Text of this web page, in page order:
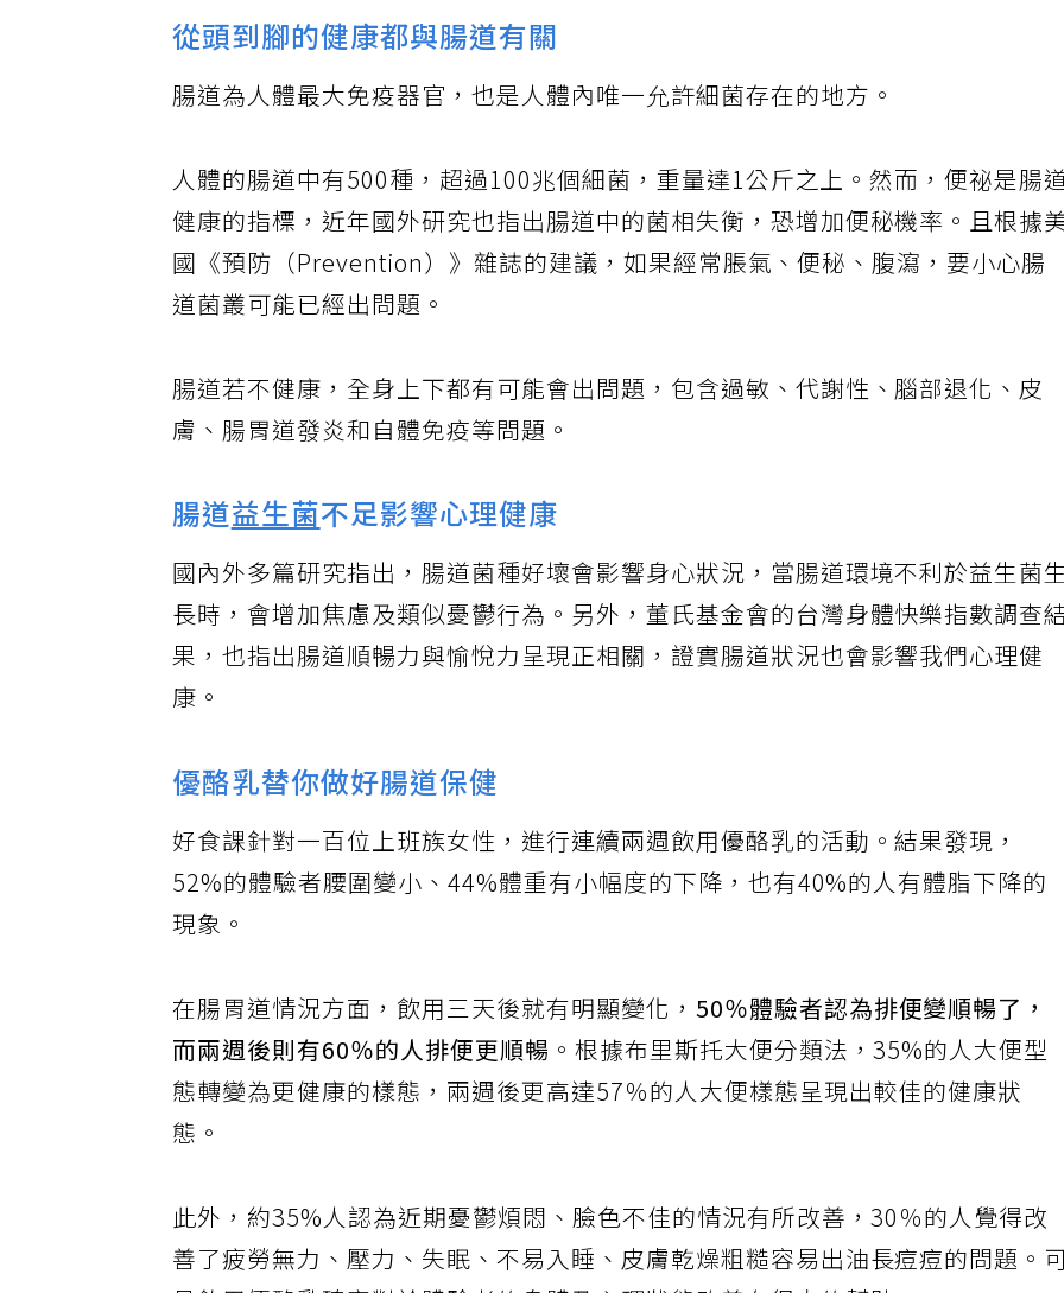
從頭到腳的健康都與腸道有關
腸道為人體最大免疫器官，也是人體內唯一允許細菌存在的地方。
人體的腸道中有500種，超過100兆個細菌，重量達1公斤之上。然而，便祕是腸
健康的指標，近年國外研究也指出腸道中的菌相失衡，恐增加便秘機率。且根據
國《預防（Prevention）》雜誌的建議，如果經常脹氣、便秘、腹瀉，要小心腸
道菌叢可能已經出問題。
腸道若不健康，全身上下都有可能會出問題，包含過敏、代謝性、腦部退化、皮
膚、腸胃道發炎和自體免疫等問題。
腸道益生菌不足影響心理健康
國內外多篇研究指出，腸道菌種好壞會影響身心狀況，當腸道環境不利於益生菌
長時，會增加焦慮及類似憂鬱行為。另外，董氏基金會的台灣身體快樂指數調查
果，也指出腸道順暢力與愉悅力呈現正相關，證實腸道狀況也會影響我們心理健
康。
優酪乳替你做好腸道保健
好食課針對一百位上班族女性，進行連續兩週飲用優酪乳的活動。結果發現，
52%的體驗者腰圍變小、44%體重有小幅度的下降，也有40%的人有體脂下降的
現象。
在腸胃道情況方面，飲用三天後就有明顯變化，50％體驗者認為排便變順暢了，
而兩週後則有60％的人排便更順暢
。根據布里斯托大便分類法，35%的人大便型
態轉變為更健康的樣態，兩週後更高達57％的人大便樣態呈現出較佳的健康狀
態。
此外，約35%人認為近期憂鬱煩悶、臉色不佳的情況有所改善，30％的人覺得改
善了疲勞無力、壓力、失眠、不易入睡、皮膚乾燥粗糙容易出油長痘痘的問題。